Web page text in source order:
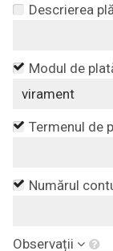
Descrierea
Modul de
virament
Termenul de
Numărul
Observații